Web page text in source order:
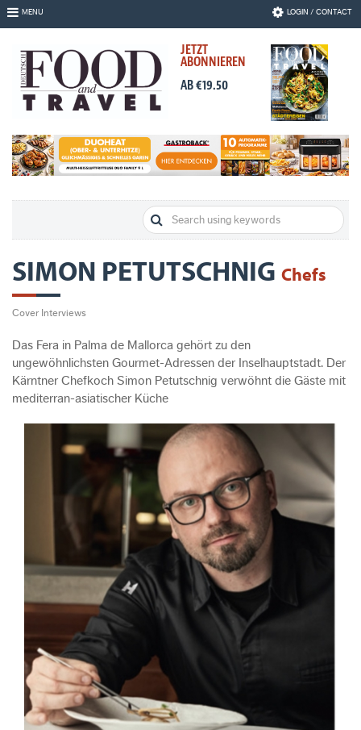
Skip
Content
MENU LOGIN / CONTACT
JETZT
ABONNIEREN
AB €19.50
SIMON PETUTSCHNIG Chefs
Cover Interviews
Das Fera in Palma de Mallorca gehört zu den
ungewöhnlichsten Gourmet-Adressen der Inselhauptstadt. Der
Kärntner Chefkoch Simon Petutschnig verwöhnt die Gäste mit
mediterran-asiatischer Küche